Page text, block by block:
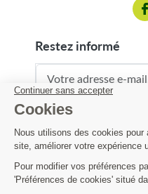
restez informé
Matijardin